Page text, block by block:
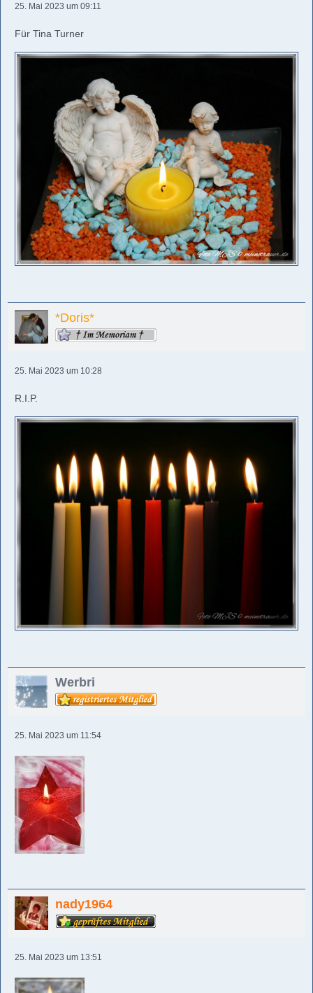
25. Mai 2023 um 09:11
Für Tina Turner
*Doris*
25. Mai 2023 um 10:28
R.I.P.
Werbri
25. Mai 2023 um 11:54
nady1964
25. Mai 2023 um 13:51